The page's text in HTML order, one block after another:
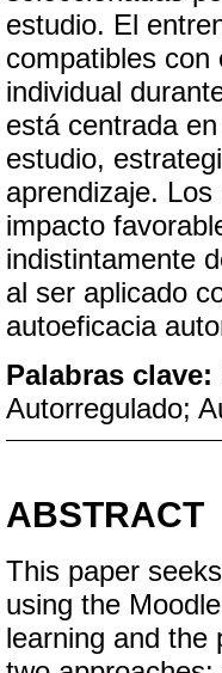
estudio. El
compatibles con
individual
está centrada
estudio,
aprendizaje.
impacto
indistintamente
al ser aplicado
autoeficacia
Palabras clave:
Autorregulado;
ABSTRACT
This paper
using the
learning and the